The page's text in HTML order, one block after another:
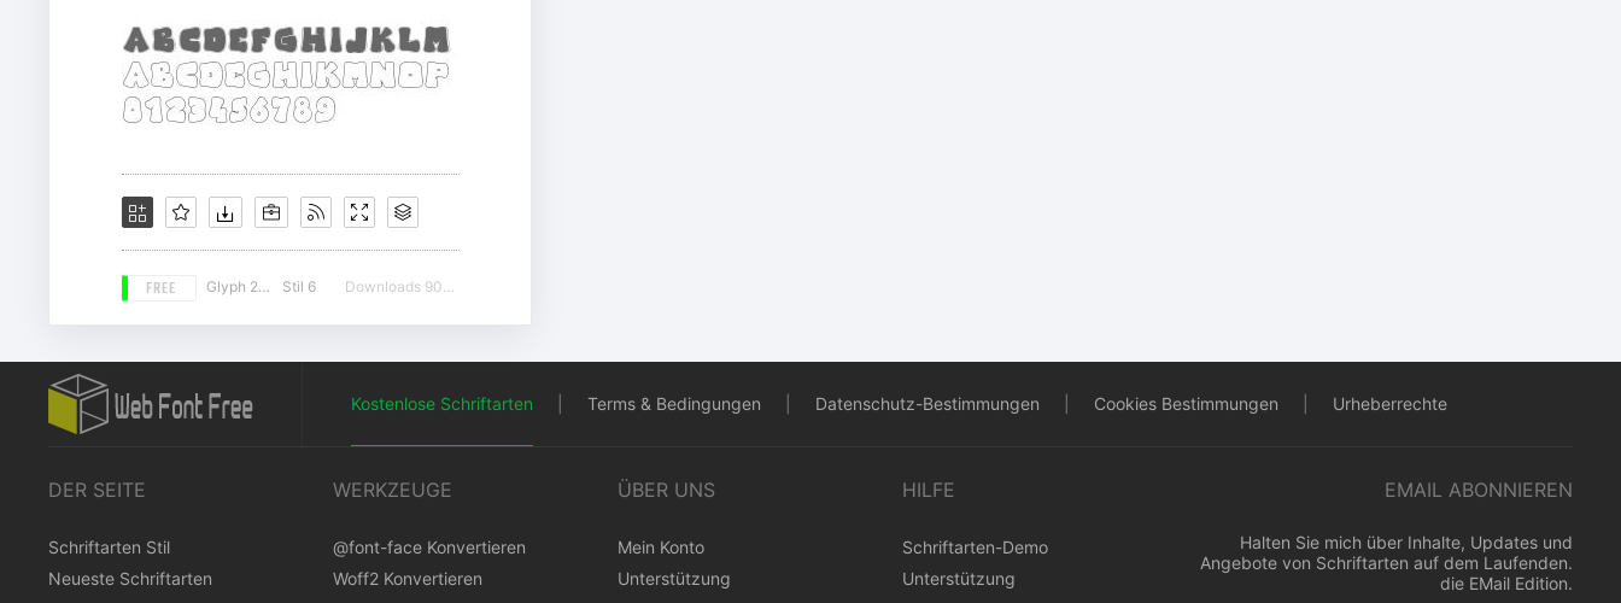
FREE Glyph 242 Stil 6 Downloads 9042
Kostenlose Schriftarten Terms & Bedingungen Datenschutz-Bestimmungen Cookies Bestimmungen Urheberrechte
DER SEITE
Schriftarten Stil
Neueste Schriftarten
WERKZEUGE
@font-face Konvertieren
Woff2 Konvertieren
ÜBER UNS
Mein Konto
Unterstützung
HILFE
Schriftarten-Demo
Unterstützung
EMAIL ABONNIEREN
Halten Sie mich über Inhalte, Updates und
Angebote von Schriftarten auf dem Laufenden.
die EMail Edition.